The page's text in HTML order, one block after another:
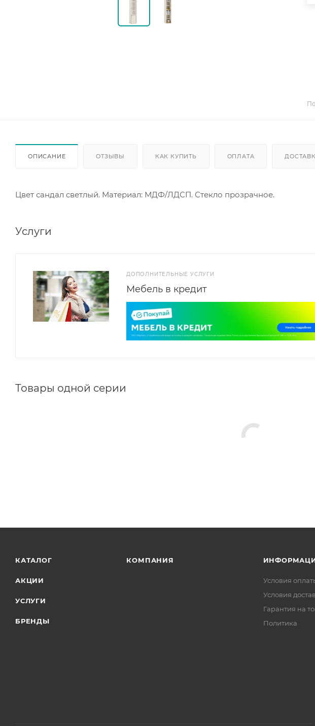
ОПИСАНИЕ ОТЗЫВЫ КАК КУПИТЬ ОПЛАТА
Цвет сандал светлый. Материал: МДФ/ЛДСП. Стекло прозрачное.
Услуги
ДОПОЛНИТЕЛЬНЫЕ УСЛУГИ
Мебель в кредит
Товары одной серии
КАТАЛОГ
АКЦИИ
УСЛУГИ
БРЕНДЫ
КОМПАНИЯ
Условия
Условия
Гарантия на
Политика